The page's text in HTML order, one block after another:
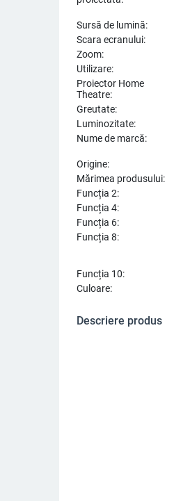
Sursă de lumină:
Scara ecranului:
Zoom:
Utilizare:
Proiector Home
Theatre:
Greutate:
Luminozitate:
Nume de marcă:
Origine:
Mărimea produsului:
Funcția 2:
Funcția 4:
Funcția 6:
Funcția 8:
Funcția 10:
Culoare:
Descriere produs